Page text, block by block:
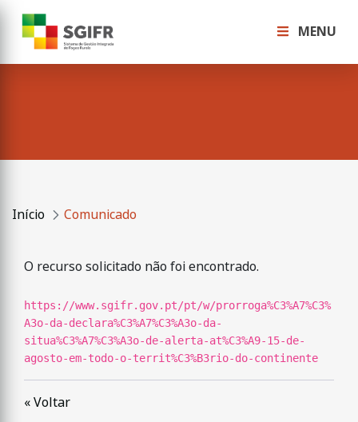
MENU
Início Comunicado
O recurso solicitado não foi encontrado.
https://www.sgifr.gov.pt/pt/w/prorroga%C3%A7%C3%
A3o-da-declara%C3%A7%C3%A3o-da-
situa%C3%A7%C3%A3o-de-alerta-at%C3%A9-15-de-
agosto-em-todo-o-territ%C3%B3rio-do-continente
« Voltar